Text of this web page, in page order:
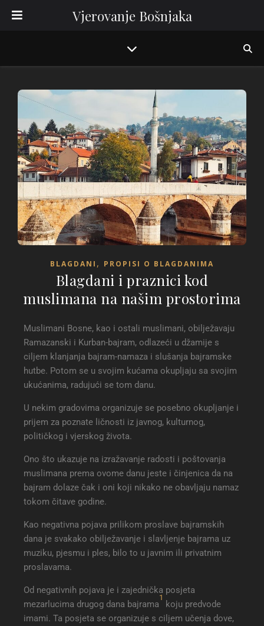
Vjerovanje Bošnjaka
BLAGDANI , PROPISI O BLAGDANIMA
Blagdani i praznici kod
muslimana na našim prostorima
Muslimani Bosne, kao i ostali muslimani, obilježavaju
Ramazanski i Kurban-bajram, odlazeći u džamije s
ciljem klanjanja bajram-namaza i slušanja bajramske
hutbe. Potom se u svojim kućama okupljaju sa svojim
ukućanima, radujući se tom danu.
U nekim gradovima organizuje se posebno okupljanje i
prijem za poznate ličnosti iz javnog, kulturnog,
političkog i vjerskog života.
Ono što ukazuje na izražavanje radosti i poštovanja
muslimana prema ovome danu jeste i činjenica da na
bajram dolaze čak i oni koji nikako ne obavljaju namaz
tokom čitave godine.
Kao negativna pojava prilikom proslave bajramskih
dana je svakako obilježavanje i slavljenje bajrama uz
muziku, pjesmu i ples, bilo to u javnim ili privatnim
proslavama.
Od negativnih pojava je i zajednička posjeta
mezarlucima drugog dana bajrama
1
koju predvode
imami. Ta posjeta se organizuje s ciljem učenja dove,